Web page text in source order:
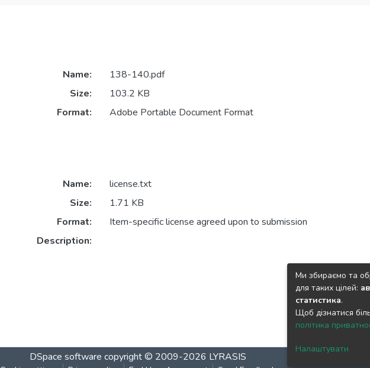
Name:
138-140.pdf
Size:
103.2 KB
Format:
Adobe Portable Document Format
Name:
license.txt
Size:
1.71 KB
Format:
Item-specific license agreed upon to submission
Description:
DSpace software copyright © 2009-2026 LYRASIS
Ми збираємо та
для таких цілей:
статистика.
Щоб дізнатися
політика
Налаштувати